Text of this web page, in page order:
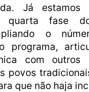
Já
quarta fase
o
programa,
com outros
povos
que não haja